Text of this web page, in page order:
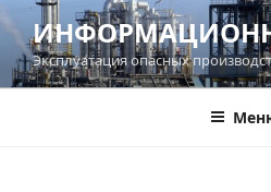
Перейти
содержимому
Эксплуатация опасных